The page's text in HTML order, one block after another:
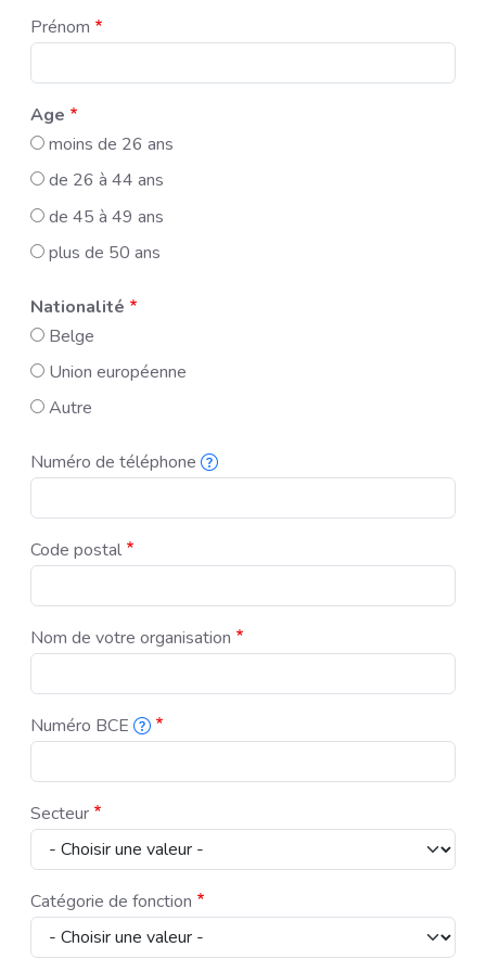
Prénom
Age
moins de 26 ans
de 26 à 44 ans
de 45 à 49 ans
plus de 50 ans
Nationalité
Belge
Union européenne
Autre
Numéro de téléphone
Code postal
Nom de votre organisation
Numéro BCE
Secteur
Catégorie de fonction